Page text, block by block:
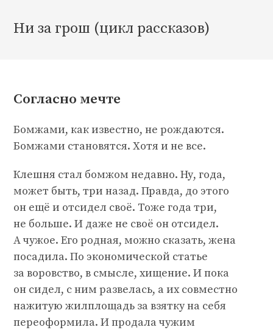
Ни за грош (цикл рассказов)
Согласно мечте
Бомжами, как известно, не рождаются.
Бомжами становятся. Хотя и не все.
Клешня стал бомжом недавно. Ну, года,
может быть, три назад. Правда, до этого
он ещё и отсидел своё. Тоже года три,
не больше. И даже не своё он отсидел.
А чужое. Его родная, можно сказать, жена
посадила. По экономической статье
за воровство, в смысле, хищение. И пока
он сидел, с ним развелась, а их совместно
нажитую жилплощадь за взятку на себя
переоформила. И продала чужим